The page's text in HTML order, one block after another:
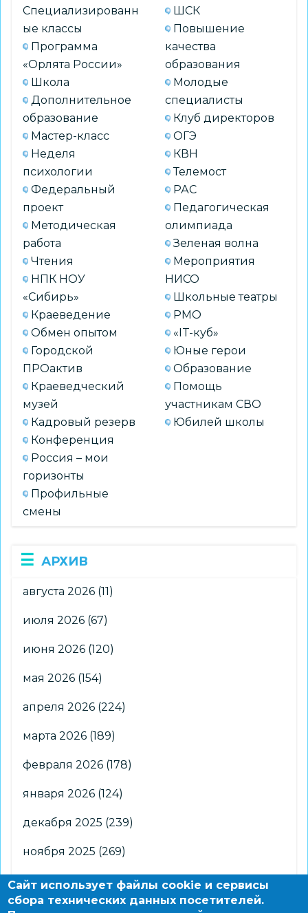
Специализированн
ые классы
Программа
«Орлята России»
Школа
Дополнительное
образование
Мастер-класс
Неделя
психологии
Федеральный
проект
Методическая
работа
Чтения
НПК НОУ
«Сибирь»
Краеведение
Обмен опытом
Городской
ПРОактив
Краеведческий
музей
Кадровый резерв
Конференция
Россия – мои
горизонты
Профильные
смены
ШСК
Повышение
качества
образования
Молодые
специалисты
Клуб директоров
ОГЭ
КВН
Телемост
РАС
Педагогическая
олимпиада
Зеленая волна
Мероприятия
НИСО
Школьные театры
РМО
«IT-куб»
Юные герои
Образование
Помощь
участникам СВО
Юбилей школы
АРХИВ
августа 2026 (11)
июля 2026 (67)
июня 2026 (120)
мая 2026 (154)
апреля 2026 (224)
марта 2026 (189)
февраля 2026 (178)
января 2026 (124)
декабря 2025 (239)
ноября 2025 (269)
октября 2025(266)
сентября 2025 (176)
Сайт использует файлы cookie и сервисы
сбора технических данных посетителей.